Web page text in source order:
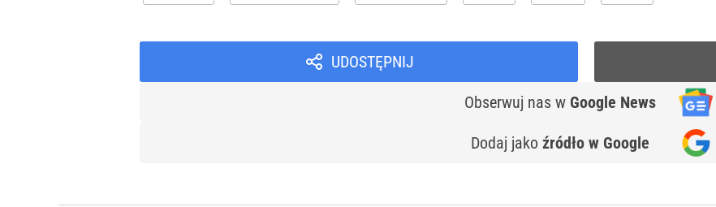
UDOSTĘPNIJ
Obserwuj nas w Google News
Dodaj jako źródło w Google